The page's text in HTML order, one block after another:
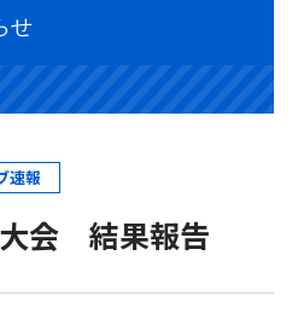
せ
速報
会 結果報告